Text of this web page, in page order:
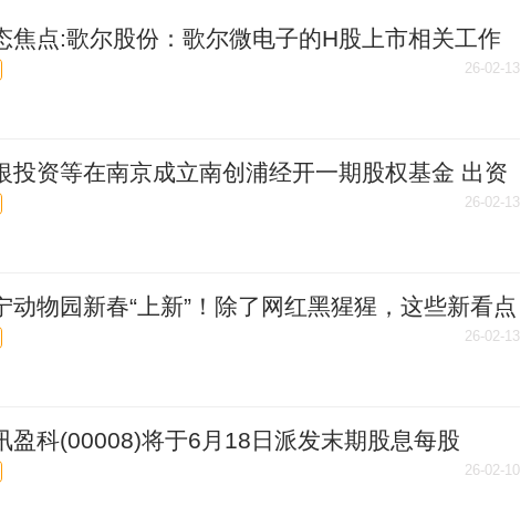
焦点:歌尔股份：歌尔微电子的H股上市相关工作
推进中
26-02-13
投资等在南京成立南创浦经开一期股权基金 出资
26-02-13
动物园新春“上新”！除了网红黑猩猩，这些新看点
过_时快讯
26-02-13
盈科(00008)将于6月18日派发末期股息每股
港元
26-02-10